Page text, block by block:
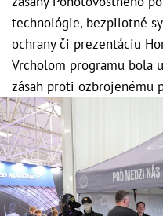
technológie, bezpilotné
ochrany či prezentáciu
Vrcholom programu bola
zásah proti ozbrojenému